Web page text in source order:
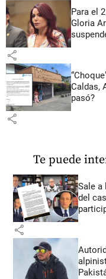
Para el
Gloria
share
Caldas,
pasó?
share
Te puede
Sale a
del
share